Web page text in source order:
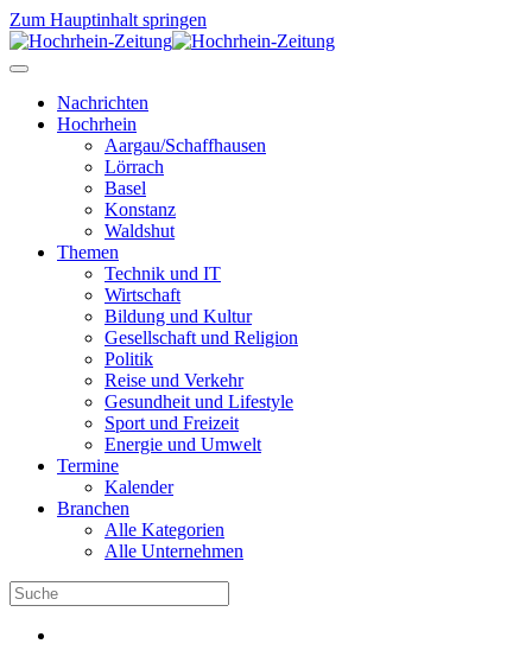
Zum Hauptinhalt springen
Nachrichten
Hochrhein
Aargau/Schaffhausen
Lörrach
Basel
Konstanz
Waldshut
Themen
Technik und IT
Wirtschaft
Bildung und Kultur
Gesellschaft und Religion
Politik
Reise und Verkehr
Gesundheit und Lifestyle
Sport und Freizeit
Energie und Umwelt
Termine
Kalender
Branchen
Alle Kategorien
Alle Unternehmen